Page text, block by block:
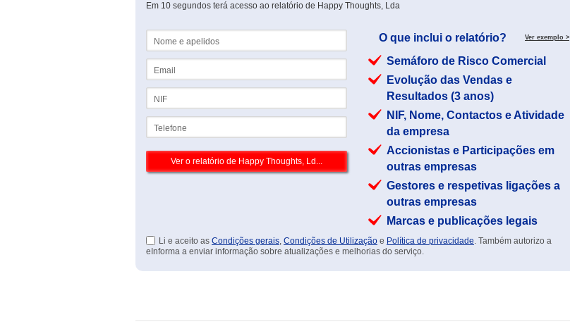
Em 10 segundos terá acesso ao relatório de Happy Thoughts, Lda
O que inclui o relatório? Ver exemplo >
Semáforo de Risco Comercial
Evolução das Vendas e
Resultados (3 anos)
NIF, Nome, Contactos e Atividade
da empresa
Accionistas e Participações em
outras empresas
Gestores e respetivas ligações a
outras empresas
Marcas e publicações legais
Li e aceito as Condições gerais, Condições de Utilização e Política de privacidade. Também autorizo a
eInforma a enviar informação sobre atualizações e melhorias do serviço.